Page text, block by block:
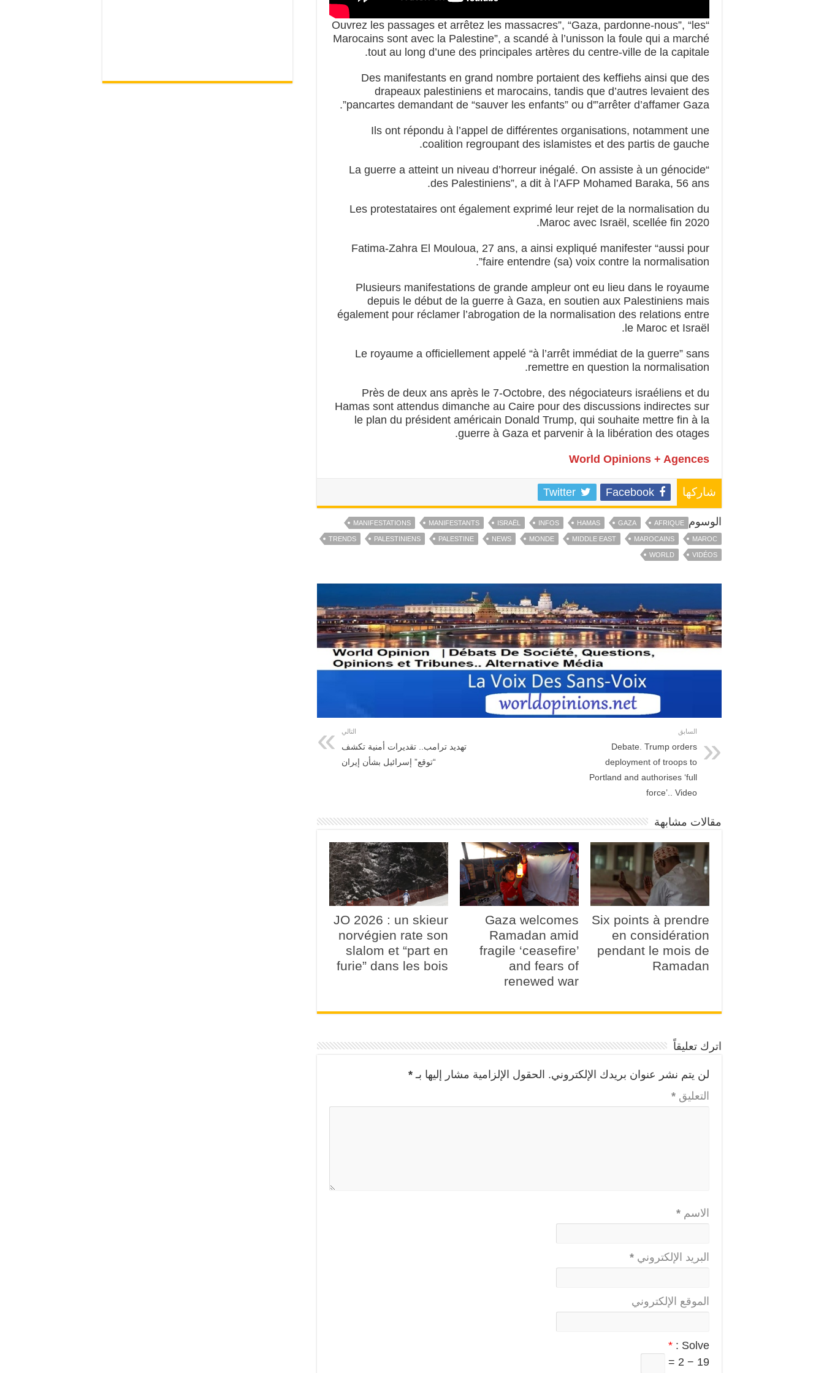
“Ouvrez les passages et arrêtez les massacres”, “Gaza, pardonne-nous”, “les
Marocains sont avec la Palestine”, a scandé à l’unisson la foule qui a marché
tout au long d’une des principales artères du centre-ville de la capitale.
Des manifestants en grand nombre portaient des keffiehs ainsi que des
drapeaux palestiniens et marocains, tandis que d’autres levaient des
pancartes demandant de “sauver les enfants” ou d'”arrêter d’affamer Gaza”.
Ils ont répondu à l’appel de différentes organisations, notamment une
coalition regroupant des islamistes et des partis de gauche.
“La guerre a atteint un niveau d’horreur inégalé. On assiste à un génocide
des Palestiniens”, a dit à l’AFP Mohamed Baraka, 56 ans.
Les protestataires ont également exprimé leur rejet de la normalisation du
Maroc avec Israël, scellée fin 2020.
Fatima-Zahra El Mouloua, 27 ans, a ainsi expliqué manifester “aussi pour
faire entendre (sa) voix contre la normalisation”.
Plusieurs manifestations de grande ampleur ont eu lieu dans le royaume
depuis le début de la guerre à Gaza, en soutien aux Palestiniens mais
également pour réclamer l’abrogation de la normalisation des relations entre
le Maroc et Israël.
Le royaume a officiellement appelé “à l’arrêt immédiat de la guerre” sans
remettre en question la normalisation.
Près de deux ans après le 7-Octobre, des négociateurs israéliens et du
Hamas sont attendus dimanche au Caire pour des discussions indirectes sur
le plan du président américain Donald Trump, qui souhaite mettre fin à la
guerre à Gaza et parvenir à la libération des otages.
World Opinions + Agences
شاركها Facebook
Twitter
الوسوم AFRIQUE
GAZA
HAMAS
INFOS
ISRAËL
MANIFESTANTS
MANIFESTATIONS
MAROC
MAROCAINS
MIDDLE EAST
MONDE
NEWS
PALESTINE
PALESTINIENS
TRENDS
VIDÉOS
WORLD
السابق
Debate. Trump orders
deployment of troops to
Portland and authorises ‘full
force’.. Video
التالي
تهديد ترامب.. تقديرات أمنية تكشف
“توقع” إسرائيل بشأن إيران
مقالات مشابهة
Six points à prendre
en considération
pendant le mois de
Ramadan
Gaza welcomes
Ramadan amid
fragile ‘ceasefire’
and fears of
renewed war
JO 2026 : un skieur
norvégien rate son
slalom et “part en
furie” dans les bois
اترك تعليقاً
لن يتم نشر عنوان بريدك الإلكتروني. الحقول الإلزامية مشار إليها بـ *
التعليق *
الاسم *
البريد الإلكتروني *
الموقع الإلكتروني
Solve :
*
19 − 2 =